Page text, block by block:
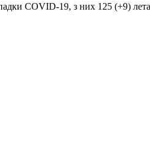
COVID-19, з них 125 (+9)